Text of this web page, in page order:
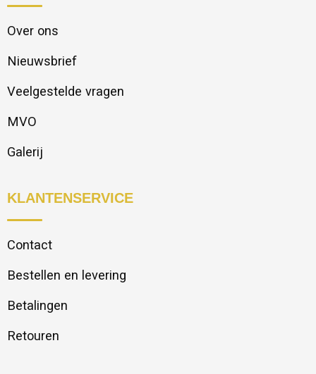
Over ons
Nieuwsbrief
Veelgestelde vragen
MVO
Galerij
KLANTENSERVICE
Contact
Bestellen en levering
Betalingen
Retouren